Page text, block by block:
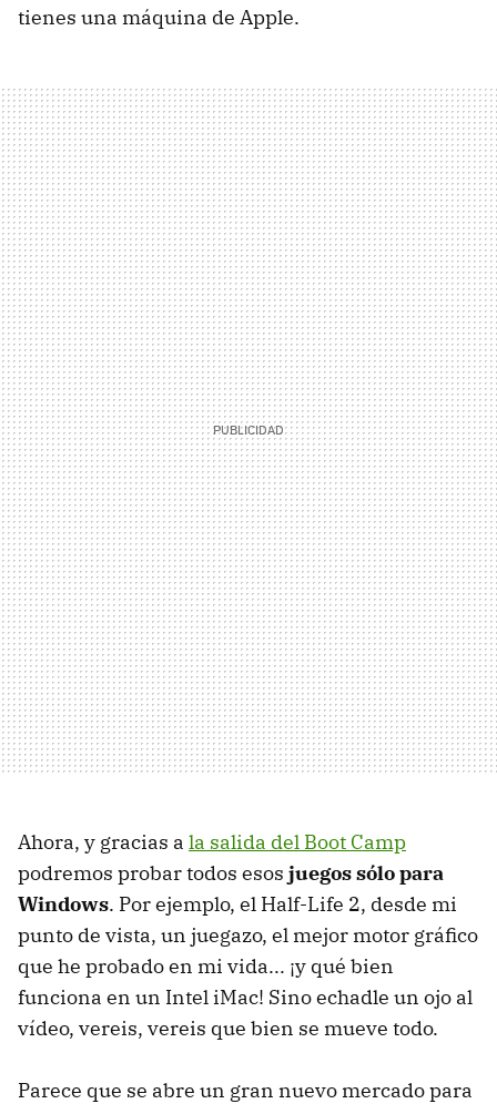
tienes una máquina de Apple.
Ahora, y gracias a la salida del Boot Camp
podremos probar todos esos juegos sólo para
Windows. Por ejemplo, el Half-Life 2, desde mi
punto de vista, un juegazo, el mejor motor gráfico
que he probado en mi vida... ¡y qué bien
funciona en un Intel iMac! Sino echadle un ojo al
vídeo, vereis, vereis que bien se mueve todo.
Parece que se abre un gran nuevo mercado para